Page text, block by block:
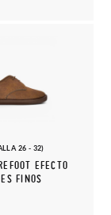
26 - 32)
EFECTO
FINOS